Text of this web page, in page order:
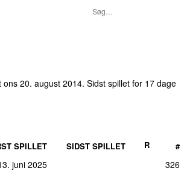
ons 20. august 2014. Sidst spillet for 17 dage
SPILLET SIDST SPILLET R #
juni 2025
326